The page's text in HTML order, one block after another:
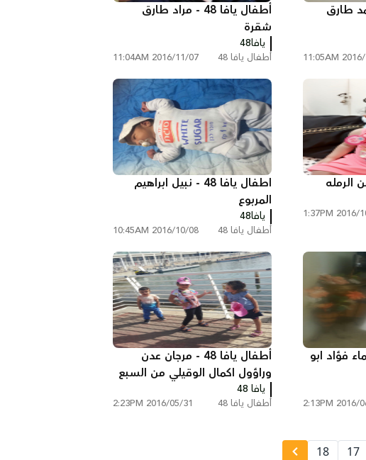
48 - محمد طارق
2016/11/
أطفال يافا 48 - مراد طارق
شقرة
يافا48
أطفال يافا 48 2016/11/07 11:04AM
الرمله
2016/10/21
اطفال يافا 48 - نبيل ابراهيم
المربوع
يافا48
أطفال يافا 48 2016/10/08 10:45AM
48 - شيماء فؤاد ابو
2016/06/03
أطفال يافا 48 - مرجان عدن
وراؤول اكمال الوقيلي من السبع
يافا 48
أطفال يافا 48 2016/05/31 2:23PM
17
18